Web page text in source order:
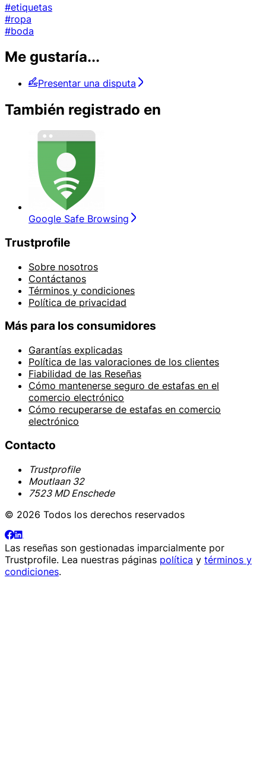
#etiquetas
#ropa
#boda
Me gustaría...
Presentar una disputa
También registrado en
Google Safe Browsing
Trustprofile
Sobre nosotros
Contáctanos
Términos y condiciones
Política de privacidad
Más para los consumidores
Garantías explicadas
Política de las valoraciones de los clientes
Fiabilidad de las Reseñas
Cómo mantenerse seguro de estafas en el
comercio electrónico
Cómo recuperarse de estafas en comercio
electrónico
Contacto
Trustprofile
Moutlaan 32
7523 MD Enschede
© 2026 Todos los derechos reservados
Las reseñas son gestionadas imparcialmente por
Trustprofile. Lea nuestras páginas política y términos y
condiciones.